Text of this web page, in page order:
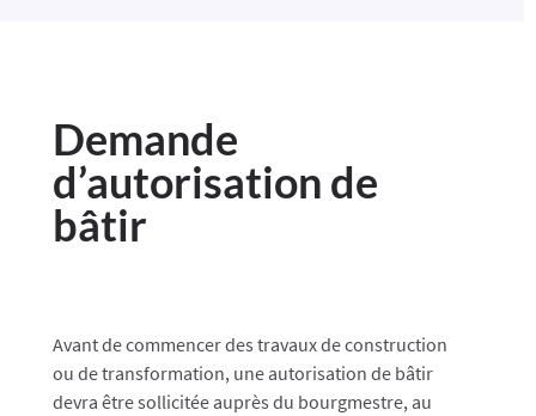
Demande
d’autorisation de
bâtir
Avant de commencer des travaux de construction
ou de transformation, une autorisation de bâtir
devra être sollicitée auprès du bourgmestre, au